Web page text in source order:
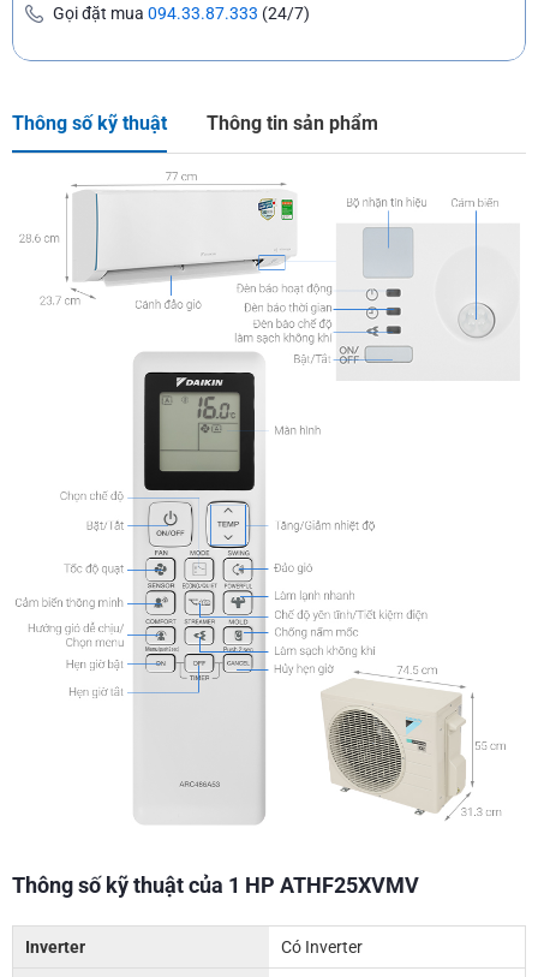
Gọi đặt mua 094.33.87.333 (24/7)
Thông số kỹ thuật Thông tin sản phẩm
Thông số kỹ thuật của 1 HP ATHF25XVMV
Inverter Có Inverter